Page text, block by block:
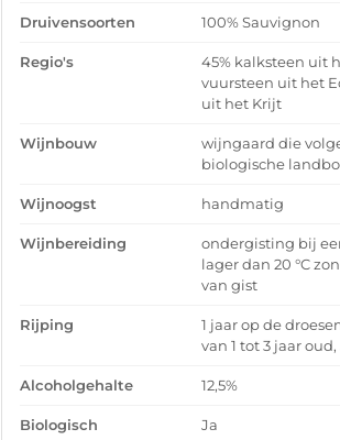
Druivensoorten 100% Sauvignon
Regio's
45% kalksteen uit
vuursteen uit het
uit het Krijt
Wijnbouw
wijngaard die
biologische
Wijnoogst handmatig
Wijnbereiding
ondergisting bij
lager dan 20 °C
van gist
Rijping
1 jaar op de
van 1 tot 3 jaar
Alcoholgehalte 12,5%
Biologisch Ja